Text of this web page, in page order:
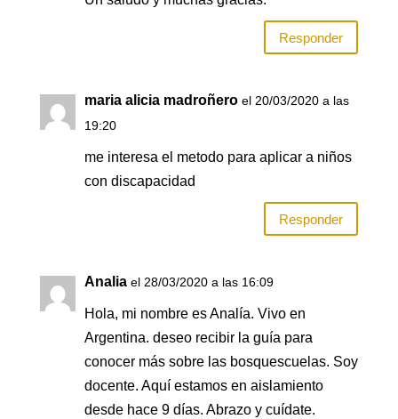
Responder
maria alicia madroñero el 20/03/2020 a las
19:20
me interesa el metodo para aplicar a niños
con discapacidad
Responder
Analia el 28/03/2020 a las 16:09
Hola, mi nombre es Analía. Vivo en
Argentina. deseo recibir la guía para
conocer más sobre las bosquescuelas. Soy
docente. Aquí estamos en aislamiento
desde hace 9 días. Abrazo y cuídate.